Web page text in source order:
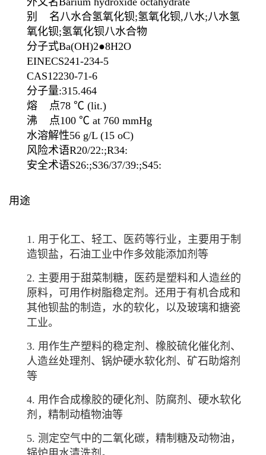
别 名八水合氢氧化钡;氢氧化钡,八水;八水氢
氧化钡;氢氧化钡八水合物
分子式Ba(OH)2●8H2O
EINECS241-234-5
CAS12230-71-6
分子量:315.464
熔 点78 ℃ (lit.)
沸 点100 ℃ at 760 mmHg
水溶解性56 g/L (15 oC)
风险术语R20/22:;R34:
安全术语S26:;S36/37/39:;S45:
用途
1. 用于化工、轻工、医药等行业，主要用于制
造钡盐，石油工业中作多效能添加剂等
2. 主要用于甜菜制糖，医药是塑料和人造丝的
原料，可用作树脂稳定剂。还用于有机合成和
其他钡盐的制造，水的软化，以及玻璃和搪瓷
工业。
3. 用作生产塑料的稳定剂 、橡胶硫化催化剂、
人造丝处理剂 、锅炉硬水软化剂 、矿石助熔剂
等
4. 用作合成橡胶的硬化剂 、 防腐剂 、硬水软化
剂，精制动植物油等
5. 测定空气中的二氧化碳，精制糖及动物油 ，